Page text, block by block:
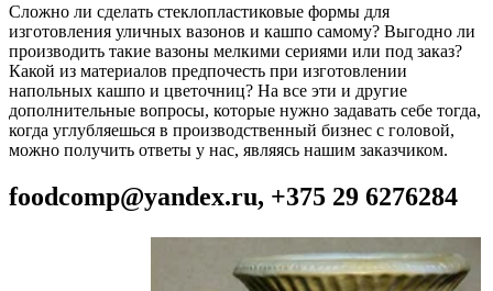
Сложно ли сделать стеклопластиковые формы для
изготовления уличных вазонов и кашпо самому? Выгодно ли
производить такие вазоны мелкими сериями или под заказ?
Какой из материалов предпочесть при изготовлении
напольных кашпо и цветочниц? На все эти и другие
дополнительные вопросы, которые нужно задавать себе тогда,
когда углубляешься в производственный бизнес с головой,
можно получить ответы у нас, являясь нашим заказчиком.
foodcomp@yandex.ru, +375 29 6276284